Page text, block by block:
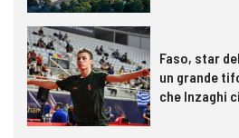
Faso, star
un grande
che Inzaghi